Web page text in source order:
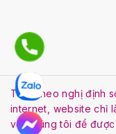
Tuân theo nghị định
internet, website chỉ
với chúng tôi để